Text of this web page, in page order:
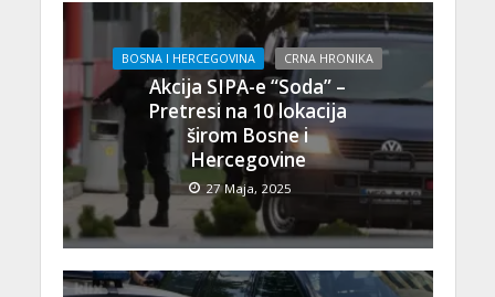
BOSNA I HERCEGOVINA CRNA HRONIKA
Akcija SIPA-e “Soda” –
Pretresi na 10 lokacija
širom Bosne i
Hercegovine
27 Maja, 2025